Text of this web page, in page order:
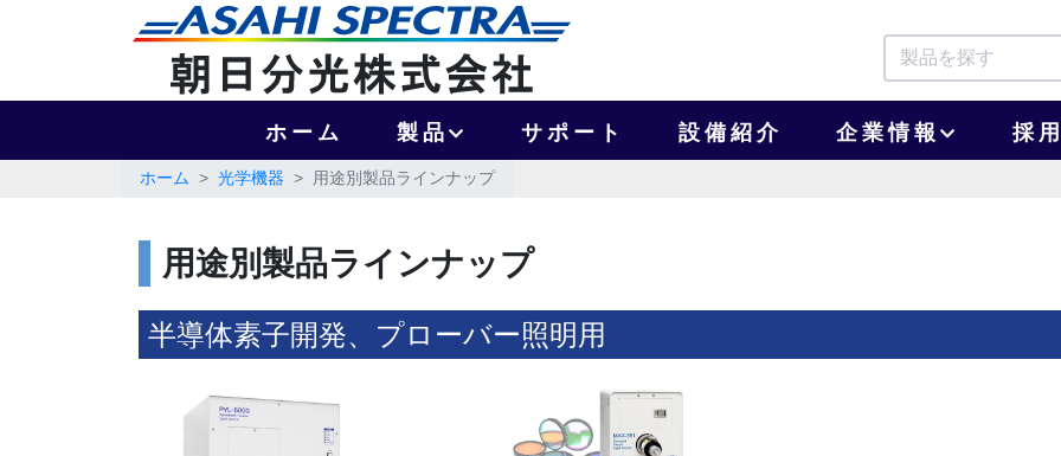
ホーム 製品 サポート 設備紹介 企業情報 採
ホーム 光学機器 用途別製品ラインナップ
用途別製品ラインナップ
半導体素子開発、プローバー照明用